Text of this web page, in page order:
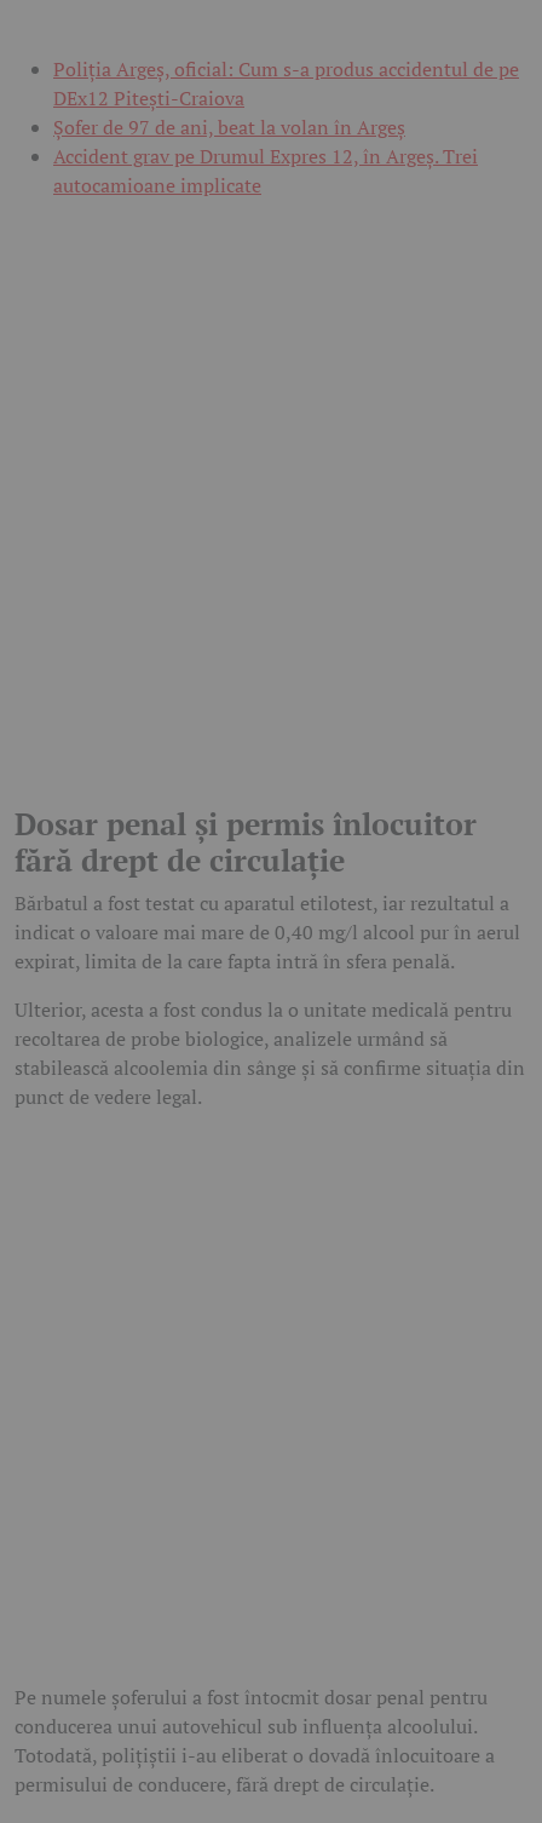
Poliția Argeș, oficial: Cum s-a produs accidentul de pe
DEx12 Pitești-Craiova
Șofer de 97 de ani, beat la volan în Argeș
Accident grav pe Drumul Expres 12, în Argeș. Trei
autocamioane implicate
Dosar penal și permis înlocuitor
fără drept de circulație
Bărbatul a fost testat cu aparatul etilotest, iar rezultatul a
indicat o valoare mai mare de 0,40 mg/l alcool pur în aerul
expirat, limita de la care fapta intră în sfera penală.
Ulterior, acesta a fost condus la o unitate medicală pentru
recoltarea de probe biologice, analizele urmând să
stabilească alcoolemia din sânge și să confirme situația din
punct de vedere legal.
Pe numele șoferului a fost întocmit dosar penal pentru
conducerea unui autovehicul sub influența alcoolului.
Totodată, polițiștii i-au eliberat o dovadă înlocuitoare a
permisului de conducere, fără drept de circulație.